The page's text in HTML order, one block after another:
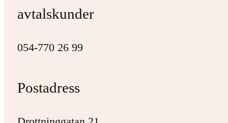
avtalskunder
054-770 26 99
Postadress